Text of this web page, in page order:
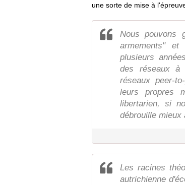
une sorte de mise à
Nous pouvons
armements"
plusieurs
des réseaux à
réseaux peer-
leurs propres
libertarien, si
débrouille mieux
Les racines
autrichienne